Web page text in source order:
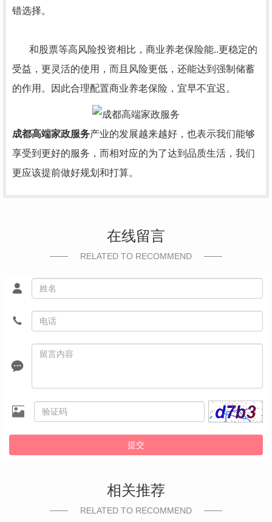
错选择。
和股票等高风险投资相比，商业养老保险能..更稳定的
受益，更灵活的使用，而且风险更低，还能达到强制储蓄
的作用。因此合理配置商业养老保险，宜早不宜迟。
成都高端家政服务产业的发展越来越好，也表示我们能够
享受到更好的服务，而相对应的为了达到品质生活，我们
更应该提前做好规划和打算。
在线留言
RELATED TO RECOMMEND
提交
相关推荐
RELATED TO RECOMMEND